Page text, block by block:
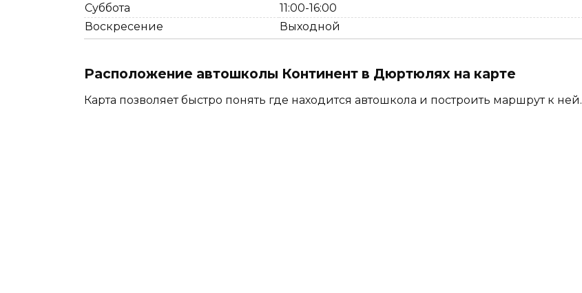
Суббота
11:00-16:00
Воскресение
Выходной
Расположение автошколы Континент в Дюртюлях на карте
Карта позволяет быстро понять где находится автошкола и построить маршрут к ней.